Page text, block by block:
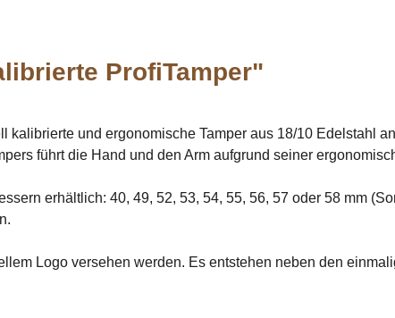
ProfiTamper"
kalibrierte und ergonomische Tamper aus 18/10 Edelstahl
führt die Hand und den Arm aufgrund seiner
erhältlich: 40, 49, 52, 53, 54, 55, 56, 57 oder 58 mm
Logo versehen werden. Es entstehen neben den